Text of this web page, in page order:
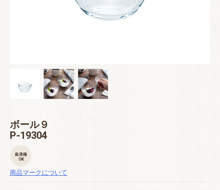
ボール９
P-19304
商品マークについて